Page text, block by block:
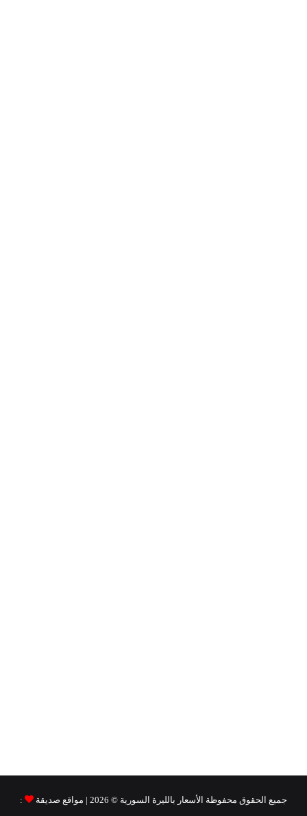
جميع الحقوق محفوظة الأسعار بالليرة السورية © :